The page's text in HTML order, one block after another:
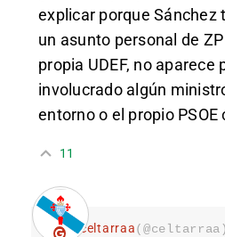
explicar porque Sánchez
un asunto personal de
propia UDEF, no aparece
involucrado algún
entorno o el propio
11
celtarraa(@celtarraa)